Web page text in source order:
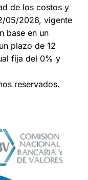
de los costos y
05/2026, vigente
base en un
plazo de 12
fija del 0% y
reservados.